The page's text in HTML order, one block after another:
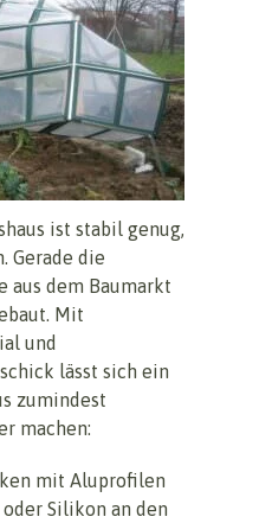
ist stabil genug,
Gerade die
aus dem Baumarkt
Mit
und
lässt sich ein
zumindest
machen:
mit Aluprofilen
Silikon an den